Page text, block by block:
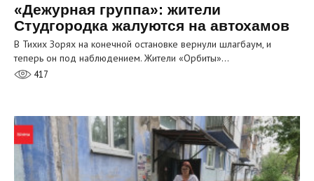
«Дежурная группа»: жители
Студгородка жалуются на автохамов
В Тихих Зорях на конечной остановке вернули шлагбаум, и
теперь он под наблюдением. Жители «Орбиты»…
417